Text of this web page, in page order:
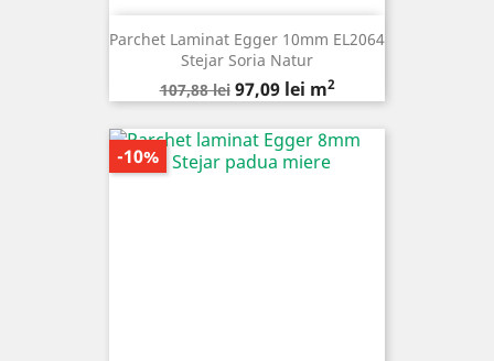
Parchet Laminat Egger 10mm EL2064
Stejar Soria Natur
Pret
de
baza
107,88 lei Pret
97,09 lei m2
-10%